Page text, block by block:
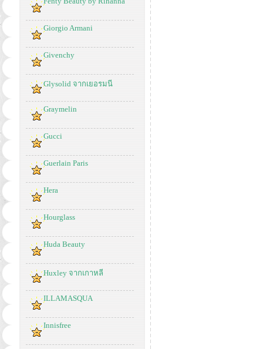
Giorgio Armani
Givenchy
Glysolid จากเยอรมนี
Graymelin
Gucci
Guerlain Paris
Hera
Hourglass
Huda Beauty
Huxley จากเกาหลี
ILLAMASQUA
Innisfree